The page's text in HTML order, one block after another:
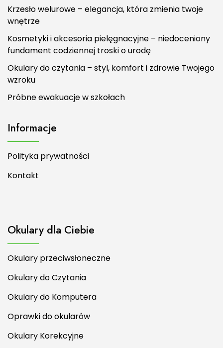
Krzesło welurowe – elegancja, która zmienia twoje
wnętrze
Kosmetyki i akcesoria pielęgnacyjne – niedoceniony
fundament codziennej troski o urodę
Okulary do czytania – styl, komfort i zdrowie Twojego
wzroku
Próbne ewakuacje w szkołach
Informacje
Polityka prywatności
Kontakt
Okulary dla Ciebie
Okulary przeciwsłoneczne
Okulary do Czytania
Okulary do Komputera
Oprawki do okularów
Okulary Korekcyjne